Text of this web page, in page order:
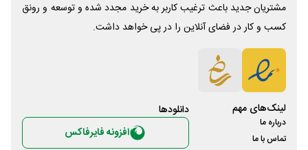
مشتریان جدید باعث ترغیب کاربر به خرید مجدد شده و توسعه و رونق
کسب و کار در فضای آنلاین را در پی خواهد داشت.
لینک‌های مهم
درباره ما
تماس با ما
دانلود‌ها
افزونه فایرفاکس